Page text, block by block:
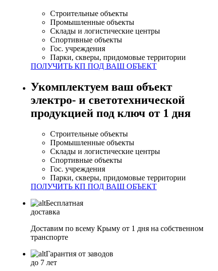
Строительные объекты
Промышленные объекты
Склады и логистические центры
Спортивные объекты
Гос. учреждения
Парки, скверы, придомовые территории
ПОЛУЧИТЬ КП ПОД ВАШ ОБЪЕКТ
Укомплектуем ваш объект
электро- и светотехнической
продукцией под ключ от 1 дня
Строительные объекты
Промышленные объекты
Склады и логистические центры
Спортивные объекты
Гос. учреждения
Парки, скверы, придомовые территории
ПОЛУЧИТЬ КП ПОД ВАШ ОБЪЕКТ
Бесплатная
доставка
Доставим по всему Крыму от 1 дня на собственном
транспорте
Гарантия от заводов
до 7 лет